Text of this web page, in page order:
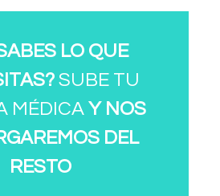
LO QUE
SUBE TU
MÉDICA Y NOS
DEL
RESTO